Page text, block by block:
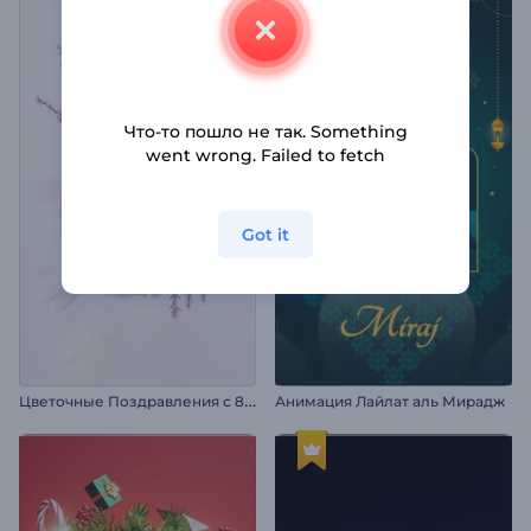
Ц
веточные Поздравления с 8 Марта Анимация Лайлат аль Мирадж
Что-то пошло не так. Something
went wrong. Failed to fetch
Got it